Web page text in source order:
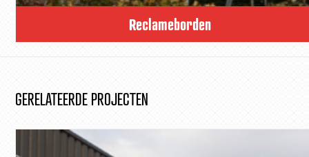
Reclameborden
GERELATEERDE PROJECTEN